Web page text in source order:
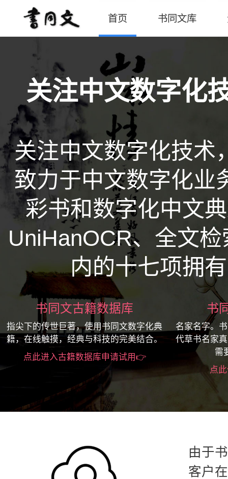
首页 书同文库
关注中文数字化
关注中文数字化技术
致力于中文数字化业
彩书和数字化中文
UniHanOCR、全文
内的十七项拥
书同文古籍数据库
指尖下的传世巨著，使用书同文数字化典
籍，在线触摸，经典与科技的完美结合。
点此进入古籍数据库申请试用👉
书
名家名字。
代草书名家
需
点
由于
客户